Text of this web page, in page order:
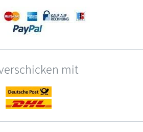
mit